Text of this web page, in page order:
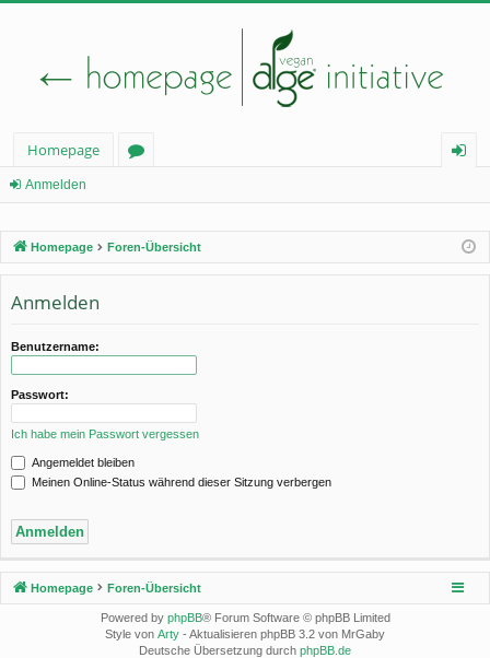
Homepage
el
Anmelden
Homepage Foren-Übersicht
Anmelden
Benutzername:
Passwort:
Ich habe mein Passwort vergessen
Angemeldet bleiben
Meinen Online-Status während dieser Sitzung verbergen
Homepage Foren-Übersicht
Powered by phpBB® Forum Software © phpBB Limited
Style von Arty - Aktualisieren phpBB 3.2 von MrGaby
Deutsche Übersetzung durch phpBB.de